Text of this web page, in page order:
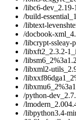
/libc6-dev_2.19-
/build-
/libtext-
/docbook-
/libcrypt-ssleay-
/libxft2_2.3.2-
/
/libxml2-
/
/
/python-
/
/libpython3.4-